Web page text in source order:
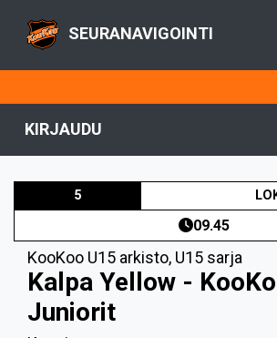
SEURANAVIGOINTI
KIRJAUDU
5
09.45
KooKoo U15 arkisto, U15 sarja
Kalpa Yellow -
Juniorit